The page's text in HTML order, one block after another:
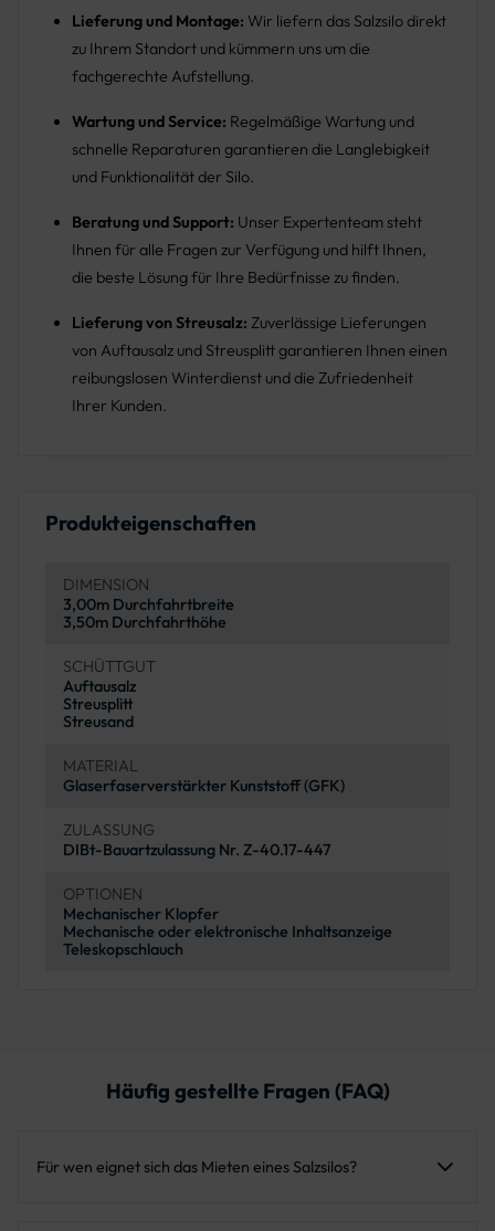
Lieferung und Montage: Wir liefern das Salzsilo direkt
zu Ihrem Standort und kümmern uns um die
fachgerechte Aufstellung.
Wartung und Service: Regelmäßige Wartung und
schnelle Reparaturen garantieren die Langlebigkeit
und Funktionalität der Silo.
Beratung und Support: Unser Expertenteam steht
Ihnen für alle Fragen zur Verfügung und hilft Ihnen,
die beste Lösung für Ihre Bedürfnisse zu finden.
Lieferung von Streusalz: Zuverlässige Lieferungen
von Auftausalz und Streusplitt garantieren Ihnen einen
reibungslosen Winterdienst und die Zufriedenheit
Ihrer Kunden.
Produkteigenschaften
DIMENSION
3,00m Durchfahrtbreite
3,50m Durchfahrthöhe
SCHÜTTGUT
Auftausalz
Streusplitt
Streusand
MATERIAL
Glaserfaserverstärkter Kunststoff (GFK)
ZULASSUNG
DIBt-Bauartzulassung Nr. Z-40.17-447
OPTIONEN
Mechanischer Klopfer
Mechanische oder elektronische Inhaltsanzeige
Teleskopschlauch
Häufig gestellte Fragen (FAQ)
Für wen eignet sich das Mieten eines Salzsilos?